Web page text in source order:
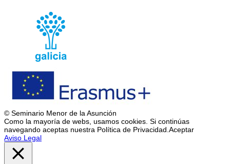
© Seminario Menor de la Asunción
Como la mayoría de webs, usamos cookies. Si continúas
navegando aceptas nuestra Política de Privacidad. Aceptar
Aviso Legal